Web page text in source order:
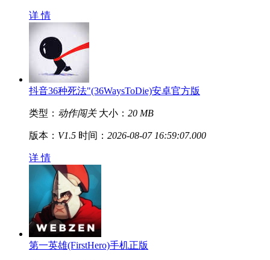
详 情
抖音36种死法"(36WaysToDie)安卓官方版
类型： 动作闯关 大小： 20 MB
版本： V1.5 时间： 2026-08-07 16:59:07.000
详 情
第一英雄(FirstHero)手机正版